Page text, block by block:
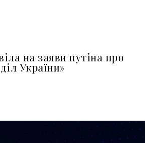
на заяви путіна про
України»